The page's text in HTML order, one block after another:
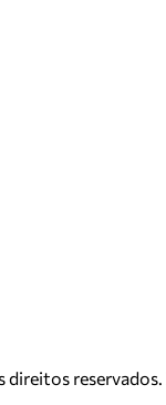
direitos reservados.